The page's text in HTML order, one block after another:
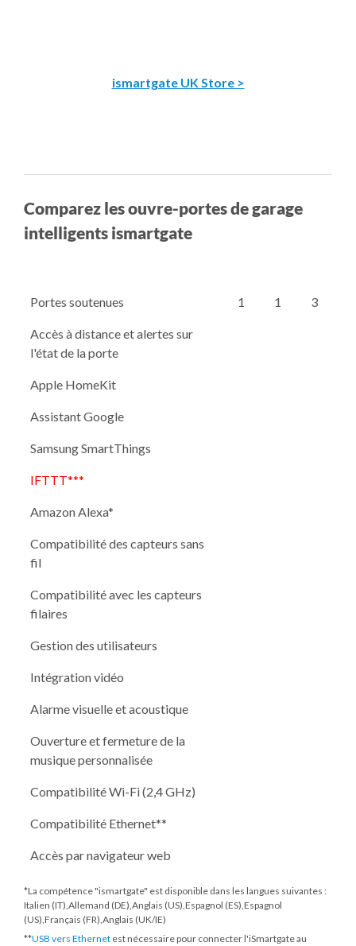
ismartgate UK Store >
Comparez les ouvre-portes de garage
intelligents ismartgate
Portes soutenues 1 1 3
Accès à distance et alertes sur
l'état de la porte
Apple HomeKit
Assistant Google
Samsung SmartThings
IFTTT***
Amazon Alexa*
Compatibilité des capteurs sans
fil
Compatibilité avec les capteurs
filaires
Gestion des utilisateurs
Intégration vidéo
Alarme visuelle et acoustique
Ouverture et fermeture de la
musique personnalisée
Compatibilité Wi-Fi (2,4 GHz)
Compatibilité Ethernet**
Accès par navigateur web
*La compétence "ismartgate" est disponible dans les langues suivantes :
Italien (IT),Allemand (DE),Anglais (US),Espagnol (ES),Espagnol
(US),Français (FR),Anglais (UK/IE)
**USB vers Ethernet est nécessaire pour connecter l'iSmartgate au